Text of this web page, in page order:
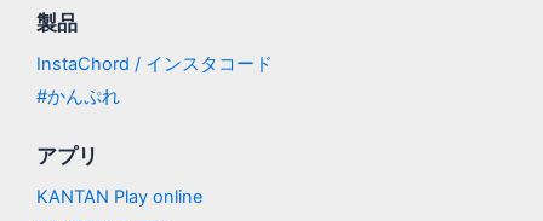
製品
InstaChord / インスタコード
#かんぷれ
アプリ
KANTAN Play online